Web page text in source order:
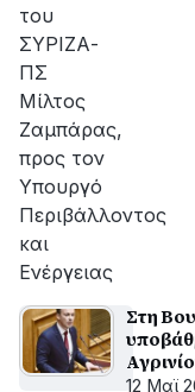
του
ΣΥΡΙΖΑ-
ΠΣ
Μίλτος
Ζαμπάρας,
προς τον
Υπουργό
Περιβάλλοντος
και
Ενέργειας
Στη
12 Μαϊ